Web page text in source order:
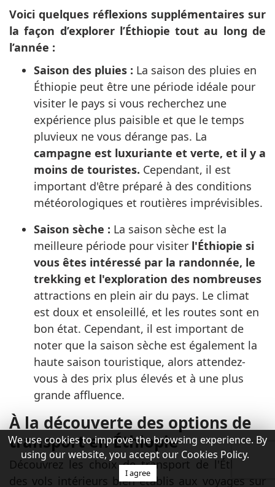
Voici quelques réflexions supplémentaires sur
la façon d’explorer l’Éthiopie tout au long de
l’année :
Saison des pluies : La saison des pluies en
Éthiopie peut être une période idéale pour
visiter le pays si vous recherchez une
expérience plus paisible et que le temps
pluvieux ne vous dérange pas. La
campagne est luxuriante et verte, et il y a
moins de touristes. Cependant, il est
important d'être préparé à des conditions
météorologiques et routières imprévisibles.
Saison sèche : La saison sèche est la
meilleure période pour visiter l'Éthiopie si
vous êtes intéressé par la randonnée, le
trekking et l'exploration des nombreuses
attractions en plein air du pays. Le climat
est doux et ensoleillé, et les routes sont en
bon état. Cependant, il est important de
noter que la saison sèche est également la
haute saison touristique, alors attendez-
vous à des prix plus élevés et à une plus
grande affluence.
À la découverte des options de
transport en Éthiopie
Découvrez les choix de transport de l'Éthiopie,
des vols intérieurs bien établis aux voyages sur
We use cookies to improve the browsing experience. By
using our website, you accept our Cookies Policy.
I agree